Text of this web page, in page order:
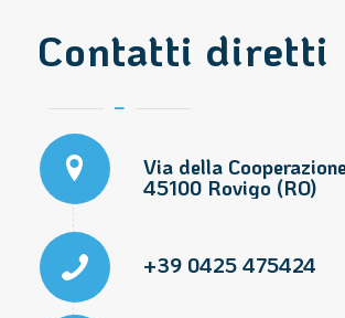
Contatti diretti
Via della
45100 Rovigo (RO)
+39 0425 475424